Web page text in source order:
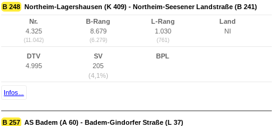
B 248 Northeim-Lagershausen (K 409) - Northeim-Seesener Landstraße (B 241)
Nr.
4.325
(11.042)
B-Rang
8.679
(6.279)
L-Rang
1.030
(761)
Land
NI
DTV
4.995
SV
205
(4,1%)
BPL
Infos...
B 257 AS Badem (A 60) - Badem-Gindorfer Straße (L 37)